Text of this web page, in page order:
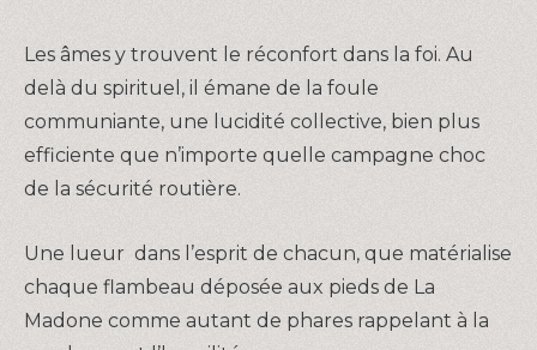
Les âmes y trouvent le réconfort dans la foi. Au
delà du spirituel, il émane de la foule
communiante, une lucidité collective, bien plus
efficiente que n’importe quelle campagne choc
de la sécurité routière.
Une lueur dans l’esprit de chacun, que matérialise
chaque flambeau déposée aux pieds de La
Madone comme autant de phares rappelant à la